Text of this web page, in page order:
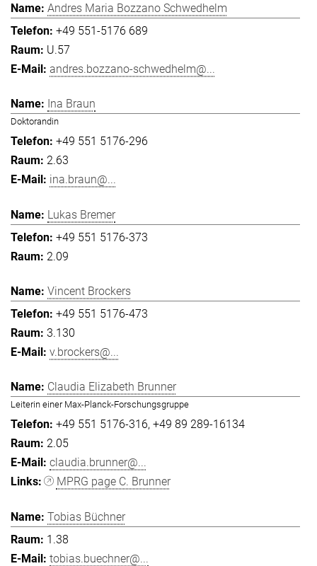
Andres Maria Bozzano Schwedhelm
+49 551-5176 689
U.57
andres.bozzano-schwedhelm@...
Ina Braun
Doktorandin
+49 551 5176-296
2.63
ina.braun@...
Lukas Bremer
+49 551 5176-373
2.09
Vincent Brockers
+49 551 5176-473
3.130
v.brockers@...
Claudia Elizabeth Brunner
Leiterin einer Max-Planck-Forschungsgruppe
+49 551 5176-316 +49 89 289-16134
2.05
claudia.brunner@...
MPRG page C. Brunner
Tobias Büchner
1.38
tobias.buechner@...